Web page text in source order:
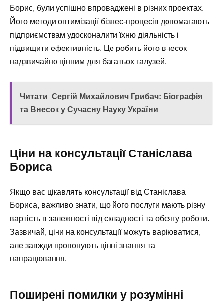
Борис, були успішно впроваджені в різних проектах.
Його методи оптимізації бізнес-процесів допомагають
підприємствам удосконалити їхню діяльність і
підвищити ефективність. Це робить його внесок
надзвичайно цінним для багатьох галузей.
Читати Сергій Михайлович Грибач: Біографія
та Внесок у Сучасну Науку України
Ціни на консультації Станіслава
Бориса
Якщо вас цікавлять консультації від Станіслава
Бориса, важливо знати, що його послуги мають різну
вартість в залежності від складності та обсягу роботи.
Зазвичай, ціни на консультації можуть варіюватися,
але завжди пропонують цінні знання та
напрацювання.
Поширені помилки у розумінні